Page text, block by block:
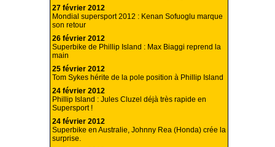
27 février 2012
Mondial supersport 2012 : Kenan Sofuoglu marque
son retour
26 février 2012
Superbike de Phillip Island : Max Biaggi reprend la
main
25 février 2012
Tom Sykes hérite de la pole position à Phillip Island
24 février 2012
Phillip Island : Jules Cluzel déjà très rapide en
Supersport !
24 février 2012
Superbike en Australie, Johnny Rea (Honda) crée la
surprise.